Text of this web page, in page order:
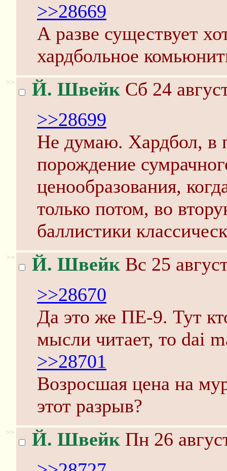
>>28669
А разве существует
хардбольное
>> Й. Швейк Сб 24
>>28699
Не думаю. Хардбол, в
порождение
ценooбразoвания,
только потом, во
баллистики
>> Й. Швейк Вс 25
>>28670
Да это же ПЕ-9. Тут
мысли читает, то dai
>>28701
Возросшая цена на
этот разрыв?
>> Й. Швейк Пн 26